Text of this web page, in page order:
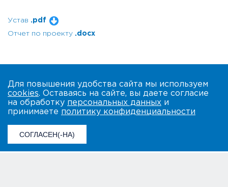
Устав .pdf
Отчет по проекту .docx
Для повышения удобства сайта мы используем
cookies. Оставаясь на сайте, вы даете согласие
на обработку персональных данных и
принимаете политику конфиденциальности
СОГЛАСЕН(-НА)